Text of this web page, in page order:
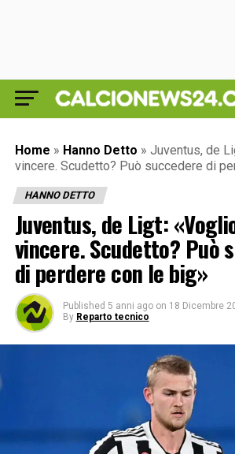
Home » Hanno Detto » Juventus, de
vincere. Scudetto? Può succedere di
HANNO DETTO
Juventus, de Ligt:
vincere. Scudetto? Può
di perdere con le big»
Published 5 anni ago on 18 Dicembre
By Reparto tecnico